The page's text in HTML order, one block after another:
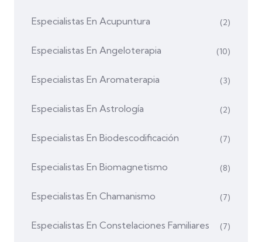
Especialistas En Acupuntura (2)
Especialistas En Angeloterapia (10)
Especialistas En Aromaterapia (3)
Especialistas En Astrología (2)
Especialistas En Biodescodificación (7)
Especialistas En Biomagnetismo (8)
Especialistas En Chamanismo (7)
Especialistas En Constelaciones Familiares (7)